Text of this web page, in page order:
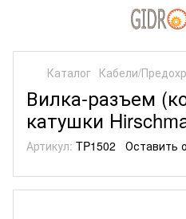
Каталог Кабели/
Вилка-разъем
катушки
Артикул: TP1502 Оставить